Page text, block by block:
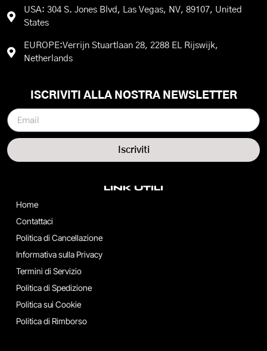
USA: 304 S. Jones Blvd, Las Vegas, NV, 89107, United
States
EUROPE:Verrijn Stuartlaan 28, 2288 EL Rijswijk,
Netherlands
LINK UTILI
Home
Contattaci
Politica di Cancellazione
Informativa sulla Privacy
Termini di Servizio
Politica di Spedizione
Politica sui Cookie
Politica di Rimborso
ISCRIVITI ALLA NOSTRA NEWSLETTER
Iscriviti